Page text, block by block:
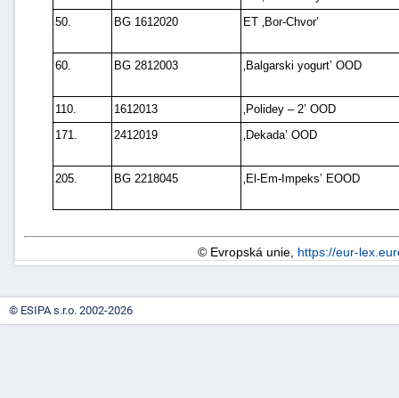
50. BG 1612020 ET ‚Bor-Chvor’
60. BG 2812003 ‚Balgarski yogurt’ OOD
110. 1612013 ‚Polidey – 2’ OOD
171. 2412019 ‚Dekada’ OOD
205. BG 2218045 ‚El-Em-Impeks’ EOOD
© Evropská unie, https://eur-
© ESIPA s.r.o. 2002-2026